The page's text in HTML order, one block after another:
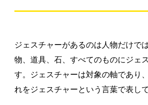
ジェスチャーがあるのは人物だけで
物、道具、石、すべてのものにジェ
す。ジェスチャーは対象の軸であり
れをジェスチャーという言葉で表して